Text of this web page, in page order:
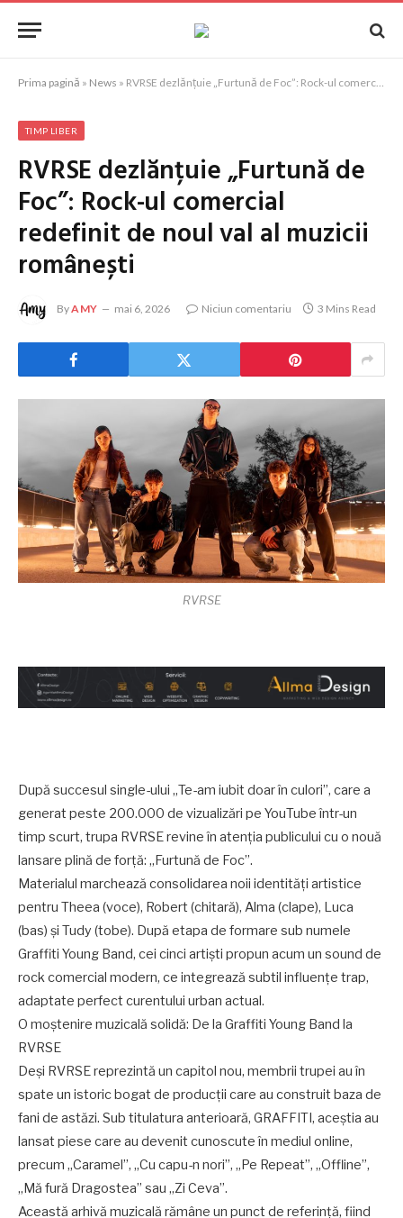
Prima pagină » News » RVRSE dezlănțuie „Furtună de Foc”: Rock-ul comercial redefinit de noul val al muzicii românești
TIMP LIBER
RVRSE dezlănțuie „Furtună de
Foc”: Rock-ul comercial
redefinit de noul val al muzicii
românești
ByAMY mai 6, 2026 Niciun comentariu 3 Mins Read
RVRSE
După succesul single-ului „Te-am iubit doar în culori”, care a
generat peste 200.000 de vizualizări pe YouTube într-un
timp scurt, trupa RVRSE revine în atenția publicului cu o nouă
lansare plină de forță: „Furtună de Foc”.
Materialul marchează consolidarea noii identități artistice
pentru Theea (voce), Robert (chitară), Alma (clape), Luca
(bas) și Tudy (tobe). După etapa de formare sub numele
Graffiti Young Band, cei cinci artiști propun acum un sound de
rock comercial modern, ce integrează subtil influențe trap,
adaptate perfect curentului urban actual.
O moștenire muzicală solidă: De la Graffiti Young Band la
RVRSE
Deși RVRSE reprezintă un capitol nou, membrii trupei au în
spate un istoric bogat de producții care au construit baza de
fani de astăzi. Sub titulatura anterioară, GRAFFITI, aceștia au
lansat piese care au devenit cunoscute în mediul online,
precum „Caramel”, „Cu capu-n nori”, „Pe Repeat”, „Offline”,
„Mă fură Dragostea” sau „Zi Ceva”.
Această arhivă muzicală rămâne un punct de referință, fiind